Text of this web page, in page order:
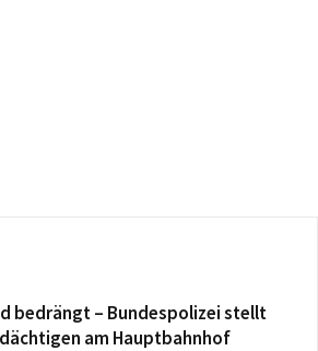
bedrängt – Bundespolizei stellt
am Hauptbahnhof